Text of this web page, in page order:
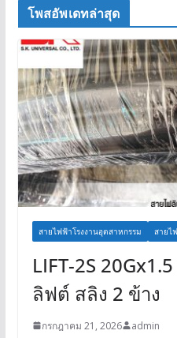
โพสอัพเดทล่าสุด
สายไฟฟ้าโรงงานอุตสาหกรรม สายไ
LIFT-2S
ลิฟต์ สลิง 2 ข้าง
กรกฎาคม 21, 2026 admin